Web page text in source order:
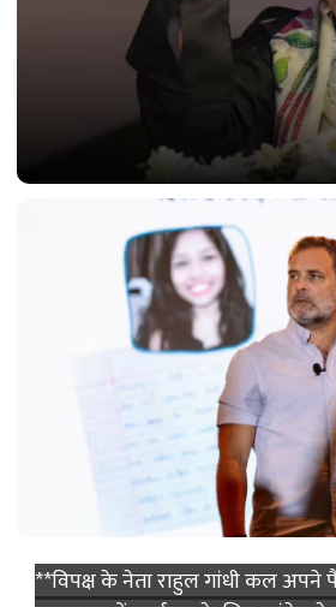
बागी TMC गुट ने CM की मुश्किलें
**विपक्ष के नेता राहुल गांधी कल अपने